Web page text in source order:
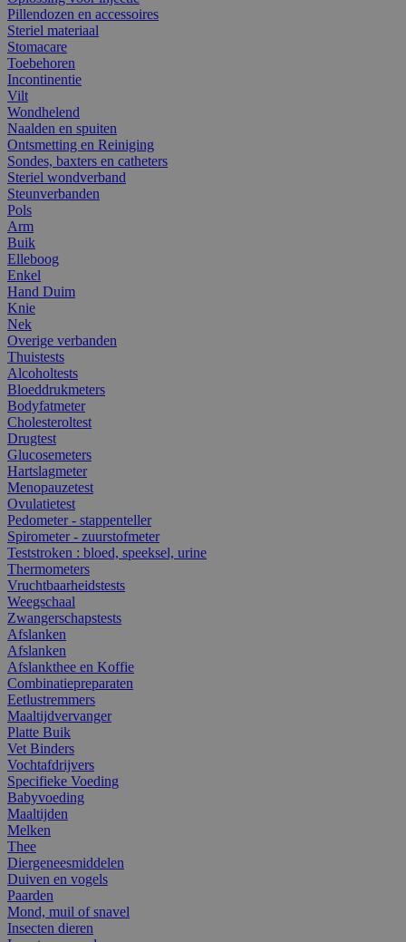
Pillendozen en accessoires
Steriel materiaal
Stomacare
Toebehoren
Incontinentie
Vilt
Wondhelend
Naalden en spuiten
Ontsmetting en Reiniging
Sondes, baxters en catheters
Steriel wondverband
Steunverbanden
Pols
Arm
Buik
Elleboog
Enkel
Hand Duim
Knie
Nek
Overige verbanden
Thuistests
Alcoholtests
Bloeddrukmeters
Bodyfatmeter
Cholesteroltest
Drugtest
Glucosemeters
Hartslagmeter
Menopauzetest
Ovulatietest
Pedometer - stappenteller
Spirometer - zuurstofmeter
Teststroken : bloed, speeksel, urine
Thermometers
Vruchtbaarheidstests
Weegschaal
Zwangerschapstests
Afslanken
Afslanken
Afslankthee en Koffie
Combinatiepreparaten
Eetlustremmers
Maaltijdvervanger
Platte Buik
Vet Binders
Vochtafdrijvers
Specifieke Voeding
Babyvoeding
Maaltijden
Melken
Thee
Diergeneesmiddelen
Duiven en vogels
Paarden
Mond, muil of snavel
Insecten dieren